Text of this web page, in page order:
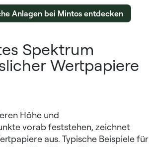
Anlagen bei Mintos entdecken
Spektrum
Wertpapiere
Höhe und
vorab feststehen, zeichnet
aus. Typische Beispiele für